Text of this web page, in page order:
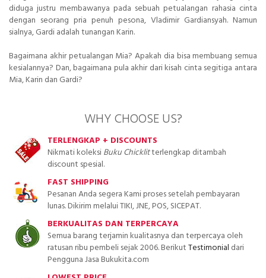
diduga justru membawanya pada sebuah petualangan rahasia cinta
dengan seorang pria penuh pesona, Vladimir Gardiansyah. Namun
sialnya, Gardi adalah tunangan Karin.
Bagaimana akhir petualangan Mia? Apakah dia bisa membuang semua
kesialannya? Dan, bagaimana pula akhir dari kisah cinta segitiga antara
Mia, Karin dan Gardi?
WHY CHOOSE US?
TERLENGKAP + DISCOUNTS
Nikmati koleksiBuku Chicklitterlengkap ditambah
discount spesial.
FAST SHIPPING
Pesanan Anda segera Kami proses setelah pembayaran
lunas. Dikirim melalui TIKI, JNE, POS, SICEPAT.
BERKUALITAS DAN TERPERCAYA
Semua barang terjamin kualitasnya dan terpercaya oleh
ratusan ribu pembeli sejak 2006. BerikutTestimonial dari
Pengguna Jasa Bukukita.com